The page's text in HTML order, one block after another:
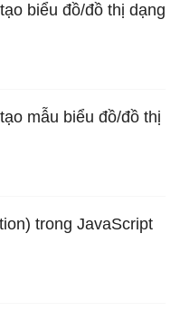
biểu đồ/đồ thị dạng
mẫu biểu đồ/đồ thị
trong JavaScript